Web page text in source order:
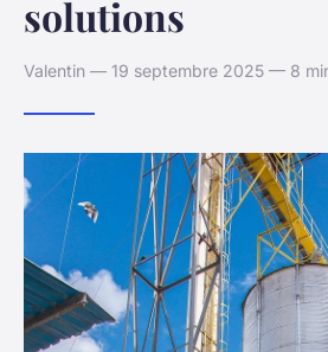
solutions
Valentin — 19 septembre 2025 — 8